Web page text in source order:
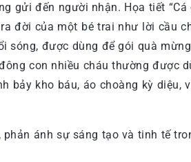
gửi đến người nhận. Họa tiết “Cá
đời của một bé trai như lời cầu
sóng, được dùng để gói quà
con nhiều cháu thường được
bảy kho báu, áo choàng kỳ diệu,
ánh sự sáng tạo và tinh tế